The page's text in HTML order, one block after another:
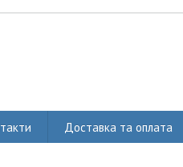
Доставка та оплата